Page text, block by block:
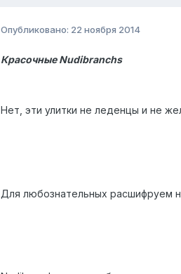
Опубликовано: 22 ноября 2014
Красочные Nudibranchs
Нет, эти улитки не леденцы и не
Для любознательных расшифруем